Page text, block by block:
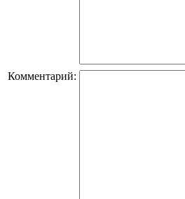
Комментарий: